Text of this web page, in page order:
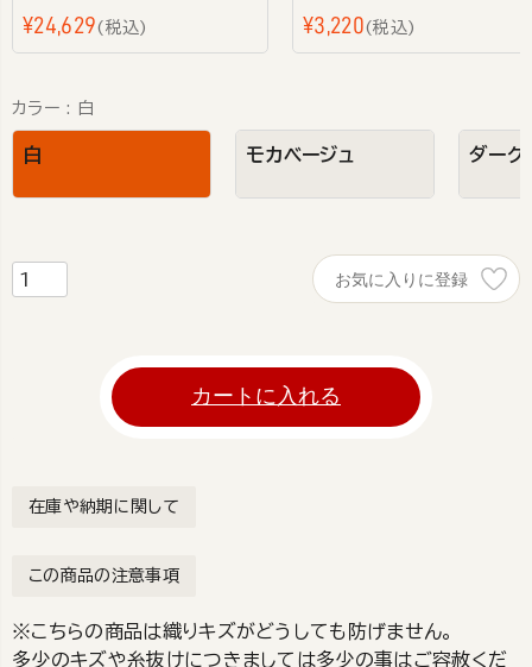
¥24,629 税込 ¥3,220 税込
カラー 白
白 モカベージュ ダーク
お気に入りに登録
カートに入れる
在庫や納期に関して
この商品の注意事項
※こちらの商品は織りキズがどうしても防げません。
多少のキズや糸抜けにつきましては多少の事はご容赦くだ